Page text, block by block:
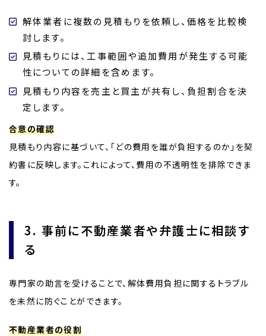
解体業者に複数の見積もりを依頼し、価格を比較検
討します。
見積もりには、工事範囲や追加費用が発生する可能
性についての詳細を含めます。
見積もり内容を売主と買主が共有し、負担割合を決
定します。
合意の確認
見積もり内容に基づいて、「どの費用を誰が負担するのか」を契
約書に反映します。これによって、費用の不透明性を排除できま
す。
3. 事前に不動産業者や弁護士に相談す
る
専門家の助言を受けることで、解体費用負担に関するトラブル
を未然に防ぐことができます。
不動産業者の役割